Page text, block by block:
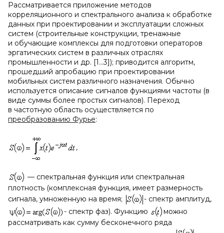
Рассматривается приложение методов
корреляционного и спектрального анализа к обработке
данных при проектировании и эксплуатации сложных
систем (строительные конструкции, тренажные
и обучающие комплексы для подготовки операторов
эргатических систем в различных отраслях
промышленности и др. [1…3]); приводится алгоритм,
прошедший апробацию при проектировании
мобильных систем различного назначения. Обычно
используется описание сигналов функциями частоты (в
виде суммы более простых сигналов). Переход
в частотную область осуществляется по
преобразованию Фурье:
,
— спектральная функция или спектральная
плотность (комплексная функция, имеет размерность
сигнала, умноженную на время;
- спектр амплитуд,
- спектр фаз). Функцию
можно
рассматривать как сумму бесконечного ряда